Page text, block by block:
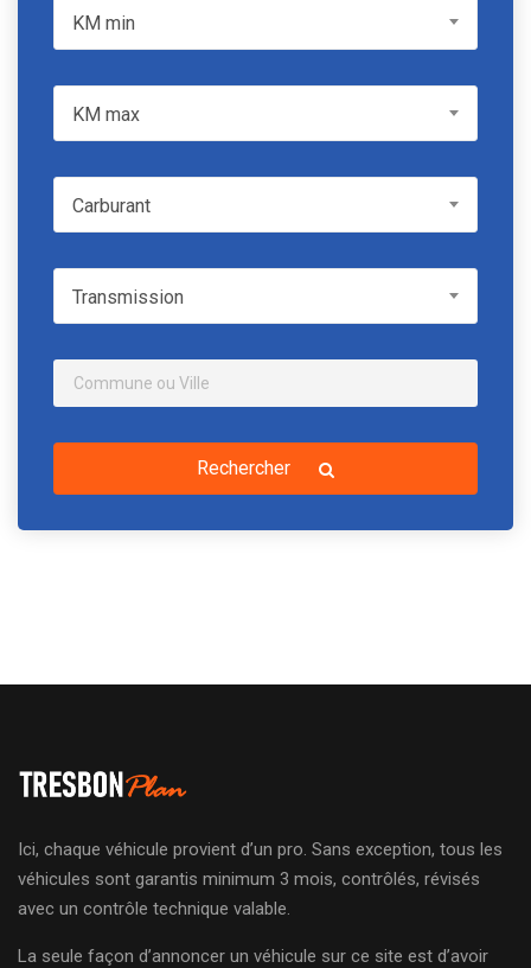
KM min
KM max
CarburantCarburant
TransmissionTransmission
Rechercher
Ici, chaque véhicule provient d’un pro. Sans exception, tous les
véhicules sont garantis minimum 3 mois, contrôlés, révisés
avec un contrôle technique valable.
La seule façon d’annoncer un véhicule sur ce site est d’avoir